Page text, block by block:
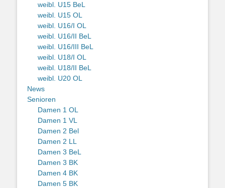
weibl. U15 BeL
weibl. U15 OL
weibl. U16/I OL
weibl. U16/II BeL
weibl. U16/III BeL
weibl. U18/I OL
weibl. U18/II BeL
weibl. U20 OL
News
Senioren
Damen 1 OL
Damen 1 VL
Damen 2 Bel
Damen 2 LL
Damen 3 BeL
Damen 3 BK
Damen 4 BK
Damen 5 BK